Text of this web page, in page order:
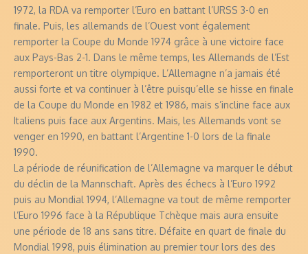
1972, la RDA va remporter l’Euro en battant l’URSS 3-0 en
finale. Puis, les allemands de l’Ouest vont également
remporter la Coupe du Monde 1974 grâce à une victoire face
aux Pays-Bas 2-1. Dans le même temps, les Allemands de l’Est
remporteront un titre olympique. L’Allemagne n’a jamais été
aussi forte et va continuer à l’être puisqu’elle se hisse en finale
de la Coupe du Monde en 1982 et 1986, mais s’incline face aux
Italiens puis face aux Argentins. Mais, les Allemands vont se
venger en 1990, en battant l’Argentine 1-0 lors de la finale
1990.
La période de réunification de l’Allemagne va marquer le début
du déclin de la Mannschaft. Après des échecs à l’Euro 1992
puis au Mondial 1994, l’Allemagne va tout de même remporter
l’Euro 1996 face à la République Tchèque mais aura ensuite
une période de 18 ans sans titre. Défaite en quart de finale du
Mondial 1998, puis élimination au premier tour lors des des